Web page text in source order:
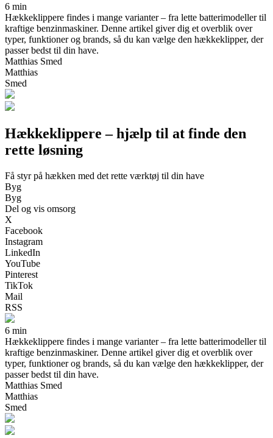
6 min
Hækkeklippere findes i mange varianter – fra lette batterimodeller til
kraftige benzinmaskiner. Denne artikel giver dig et overblik over
typer, funktioner og brands, så du kan vælge den hækkeklipper, der
passer bedst til din have.
Matthias Smed
Matthias
Smed
Hækkeklippere – hjælp til at finde den
rette løsning
Få styr på hækken med det rette værktøj til din have
Byg
Byg
Del og vis omsorg
X
Facebook
Instagram
LinkedIn
YouTube
Pinterest
TikTok
Mail
RSS
6 min
Hækkeklippere findes i mange varianter – fra lette batterimodeller til
kraftige benzinmaskiner. Denne artikel giver dig et overblik over
typer, funktioner og brands, så du kan vælge den hækkeklipper, der
passer bedst til din have.
Matthias Smed
Matthias
Smed